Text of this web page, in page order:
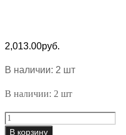
2,013.00руб.
В наличии: 2 шт
В наличии: 2 шт
RIXX
TP
В корзину